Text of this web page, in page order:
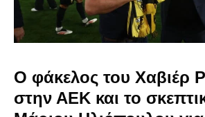
Ο φάκελος του Χαβιέρ
στην ΑΕΚ και το